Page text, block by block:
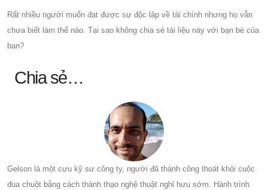
Rất nhiều người muốn đạt được sự độc lập về tài chính nhưng họ vẫn
chưa biết làm thế nào. Tại sao không chia sẻ tài liệu này với bạn bè của
bạn?
Chia sẻ…
Gelson là một cựu kỹ sư công ty, người đã thành công thoát khỏi cuộc
đua chuột bằng cách thành thạo nghệ thuật nghỉ hưu sớm. Hành trình